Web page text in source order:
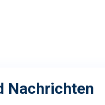
Nachrichten